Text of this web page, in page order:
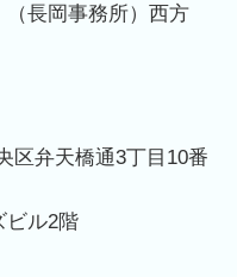
長岡事務所）西方
区弁天橋通3丁目10番
ビル2階